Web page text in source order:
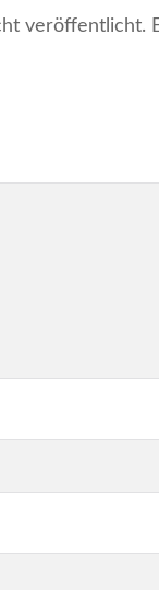
veröffentlicht.